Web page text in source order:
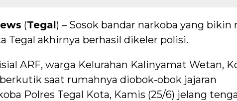
(Tegal) – Sosok bandar narkoba yang bikin
Tegal akhirnya berhasil dikeler polisi.
ARF, warga Kelurahan Kalinyamat Wetan,
saat rumahnya diobok-obok jajaran
Polres Tegal Kota, Kamis (25/6) jelang